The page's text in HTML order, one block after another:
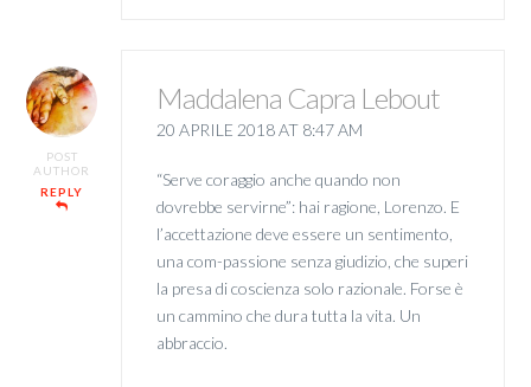
POST
AUTHOR
REPLY
Maddalena Capra Lebout
20 APRILE 2018 AT 8:47 AM
“Serve coraggio anche quando non
dovrebbe servirne”: hai ragione, Lorenzo. E
l’accettazione deve essere un sentimento,
una com-passione senza giudizio, che superi
la presa di coscienza solo razionale. Forse è
un cammino che dura tutta la vita. Un
abbraccio.